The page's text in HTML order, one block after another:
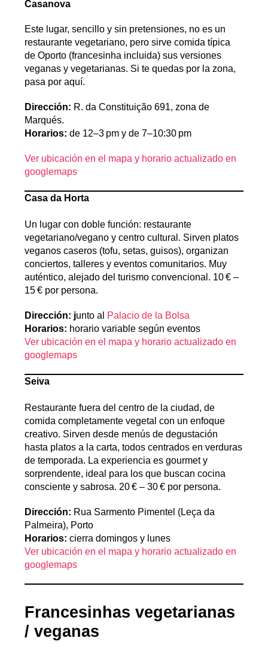
Casanova
Este lugar, sencillo y sin pretensiones, no es un
restaurante vegetariano, pero sirve comida típica
de Oporto (francesinha incluida) sus versiones
veganas y vegetarianas. Si te quedas por la zona,
pasa por aquí.
Dirección: R. da Constituição 691, zona de
Marqués.
Horarios: de 12–3 pm y de 7–10:30 pm
Ver ubicación en el mapa y horario actualizado en
googlemaps
Casa da Horta
Un lugar con doble función: restaurante
vegetariano/vegano y centro cultural. Sirven platos
veganos caseros (tofu, setas, guisos), organizan
conciertos, talleres y eventos comunitarios. Muy
auténtico, alejado del turismo convencional. 10 € –
15 € por persona.
Dirección: junto al
Palacio de la Bolsa
Horarios: horario variable según eventos
Ver ubicación en el mapa y horario actualizado en
googlemaps
Seiva
Restaurante fuera del centro de la ciudad, de
comida completamente vegetal con un enfoque
creativo. Sirven desde menús de degustación
hasta platos a la carta, todos centrados en verduras
de temporada. La experiencia es gourmet y
sorprendente, ideal para los que buscan cocina
consciente y sabrosa. 20 € – 30 € por persona.
Dirección: Rua Sarmento Pimentel (Leça da
Palmeira), Porto
Horarios: cierra domingos y lunes
Ver ubicación en el mapa y horario actualizado en
googlemaps
Francesinhas vegetarianas
/ veganas